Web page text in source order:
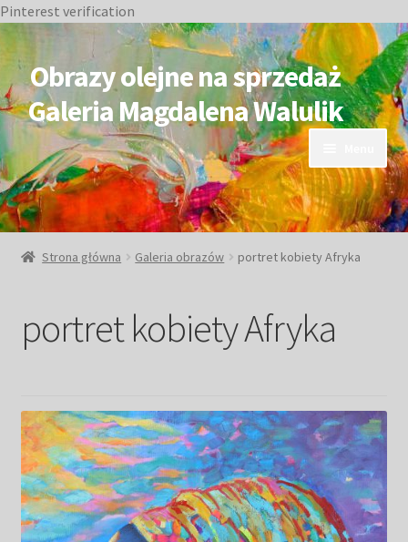
Pinterest verification
do
nawigacji
do
treści
Obrazy olejne na sprzedaż
Galeria Magdalena Walulik
OBRAZY DOSTĘPNE
Małe obrazy
Kwiaty
Pejzaż
Obrazy abstrakcyjne
Strona główna Galeria obrazów portret kobiety Afryka
portret kobiety Afryka